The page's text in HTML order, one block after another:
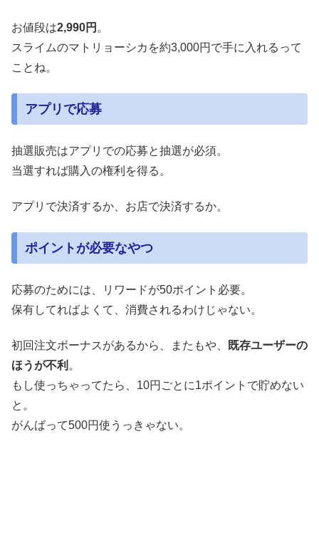
お値段は2,990円 。
スライムのマトリョーシカを約3,000円で手に入れるって
ことね。
アプリで応募
抽選販売はアプリでの応募と抽選が必須。
当選すれば購入の権利を得る。
アプリで決済するか、お店で決済するか。
ポイントが必要なやつ
応募のためには、リワードが50ポイント必要。
保有してればよくて、消費されるわけじゃない。
初回注文ボーナスがあるから、またもや、
既存ユーザーの
ほうが不利 。
もし使っちゃってたら、10円ごとに1ポイントで貯めない
と。
がんばって500円使うっきゃない。